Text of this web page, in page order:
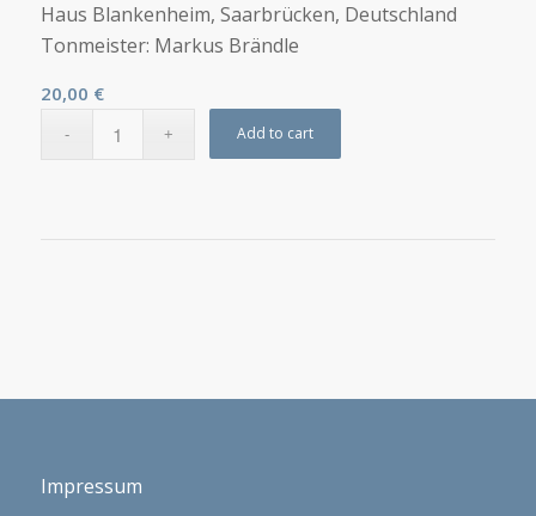
Haus Blankenheim, Saarbrücken, Deutschland
Tonmeister: Markus Brändle
20,00 €
Add to cart
Impressum